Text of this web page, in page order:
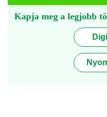
Kapja meg a legjobb